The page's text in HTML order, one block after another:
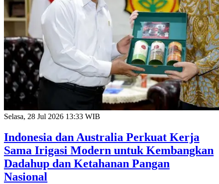
Selasa, 28 Jul 2026 13:33 WIB
Indonesia dan Australia Perkuat Kerja
Sama Irigasi Modern untuk Kembangkan
Dadahup dan Ketahanan Pangan
Nasional